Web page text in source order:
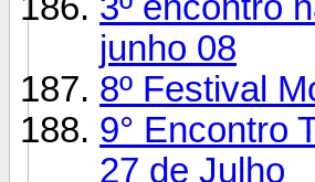
junho 08
8º Festival
9° Encontro
27 de Julho